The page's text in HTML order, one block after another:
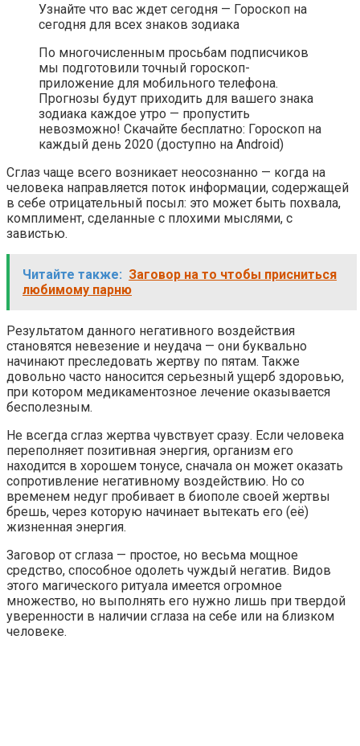
Узнайте что вас ждет сегодня — Гороскоп на
сегодня для всех знаков зодиака
По многочисленным просьбам подписчиков
мы подготовили точный гороскоп-
приложение для мобильного телефона.
Прогнозы будут приходить для вашего знака
зодиака каждое утро — пропустить
невозможно! Скачайте бесплатно: Гороскоп на
каждый день 2020 (доступно на Android)
Сглаз чаще всего возникает неосознанно — когда на
человека направляется поток информации, содержащей
в себе отрицательный посыл: это может быть похвала,
комплимент, сделанные с плохими мыслями, с
завистью.
Читайте также: Заговор на то чтобы присниться
любимому парню
Результатом данного негативного воздействия
становятся невезение и неудача — они буквально
начинают преследовать жертву по пятам. Также
довольно часто наносится серьезный ущерб здоровью,
при котором медикаментозное лечение оказывается
бесполезным.
Не всегда сглаз жертва чувствует сразу. Если человека
переполняет позитивная энергия, организм его
находится в хорошем тонусе, сначала он может оказать
сопротивление негативному воздействию. Но со
временем недуг пробивает в биополе своей жертвы
брешь, через которую начинает вытекать его (её)
жизненная энергия.
Заговор от сглаза — простое, но весьма мощное
средство, способное одолеть чуждый негатив. Видов
этого магического ритуала имеется огромное
множество, но выполнять его нужно лишь при твердой
уверенности в наличии сглаза на себе или на близком
человеке.